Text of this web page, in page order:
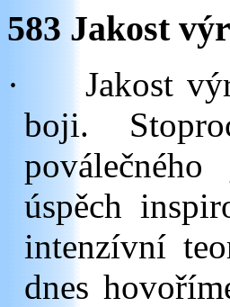
583 Jakost
·
Jakost
boji.
poválečného
úspěch
intenzívní
dnes